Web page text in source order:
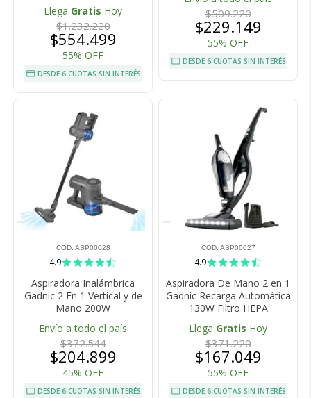
Llega Gratis Hoy
$1.232.220
$554.499
55% OFF
DESDE 6 CUOTAS SIN INTERÉS
$509.220
$229.149
55% OFF
DESDE 6 CUOTAS SIN INTERÉS
COD. ASP00028
4.9
Aspiradora Inalámbrica
Gadnic 2 En 1 Vertical y de
Mano 200W
Envío a todo el país
$372.544
$204.899
45% OFF
DESDE 6 CUOTAS SIN INTERÉS
COD. ASP00027
4.9
Aspiradora De Mano 2 en 1
Gadnic Recarga Automática
130W Filtro HEPA
Llega Gratis Hoy
$371.220
$167.049
55% OFF
DESDE 6 CUOTAS SIN INTERÉS